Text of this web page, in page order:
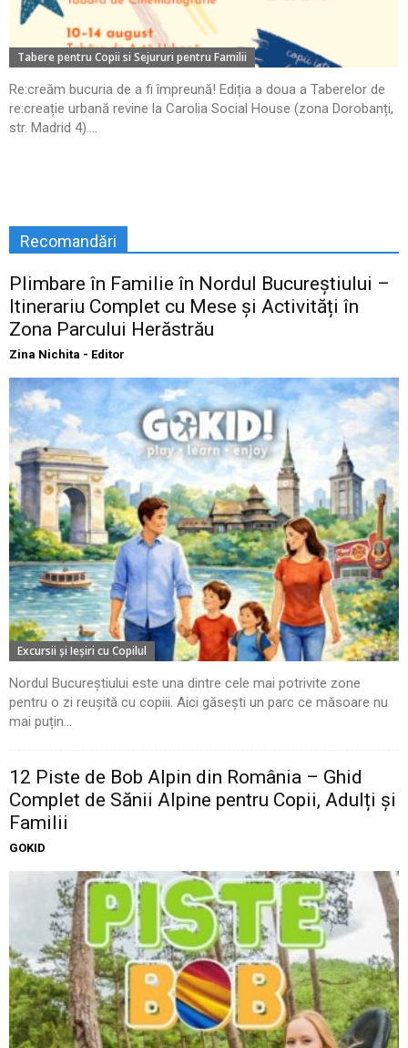
Tabere pentru Copii si Sejururi pentru Familii
Re:creăm bucuria de a fi împreună! Ediția a doua a Taberelor de
re:creație urbană revine la Carolia Social House (zona Dorobanți,
str. Madrid 4)....
Recomandări
Plimbare în Familie în Nordul Bucureștiului –
Itinerariu Complet cu Mese și Activități în
Zona Parcului Herăstrău
Zina Nichita - Editor
Excursii şi Ieşiri cu Copilul
Nordul Bucureștiului este una dintre cele mai potrivite zone
pentru o zi reușită cu copiii. Aici găsești un parc ce măsoare nu
mai puțin...
12 Piste de Bob Alpin din România – Ghid
Complet de Sănii Alpine pentru Copii, Adulți și
Familii
GOKID